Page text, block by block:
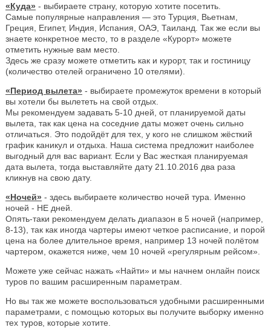
«Куда» - выбираете страну, которую хотите посетить.
Самые популярные направления — это Турция, Вьетнам,
Греция, Египет, Индия, Испания, ОАЭ, Таиланд. Так же если вы
знаете конкретное место, то в разделе «Курорт» можете
отметить нужные вам место.
Здесь же сразу можете отметить как и курорт, так и гостиницу
(количество отелей ограничено 10 отелями).
«Период вылета» - выбираете промежуток времени в который
вы хотели бы вылететь на свой отдых.
Мы рекомендуем задавать 5-10 дней, от планируемой даты
вылета, так как цена на соседние даты может очень сильно
отличаться. Это подойдёт для тех, у кого не слишком жёсткий
график каникул и отдыха. Наша система предложит наиболее
выгодный для вас вариант. Если у Вас жесткая планируемая
дата вылета, тогда выставляйте дату 21.10.2016 два раза
кликнув на свою дату.
«Ночей» - здесь выбираете количество ночей тура. Именно
ночей - НЕ дней.
Опять-таки рекомендуем делать диапазон в 5 ночей (например,
8-13), так как иногда чартеры имеют четкое расписание, и порой
цена на более длительное время, например 13 ночей полётом
чартером, окажется ниже, чем 10 ночей «регулярным рейсом».
Можете уже сейчас нажать «Найти» и мы начнем онлайн поиск
туров по вашим расширенным параметрам.
Но вы так же можете воспользоваться удобными расширенными
параметрами, с помощью которых вы получите выборку именно
тех туров, которые хотите.